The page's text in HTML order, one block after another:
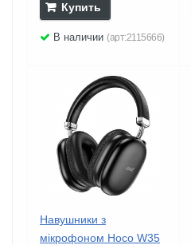
Купить
В наличии (арт:2115666)
Навушники з
мікрофоном Hoco W35